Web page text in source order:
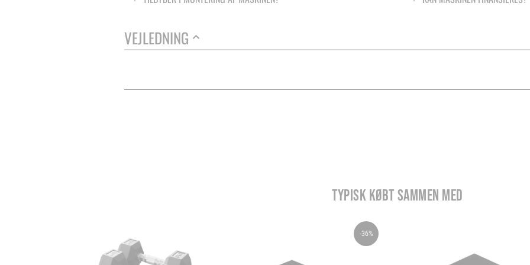
VEJLEDNING
TYPISK KØBT SAMMEN MED
-36%